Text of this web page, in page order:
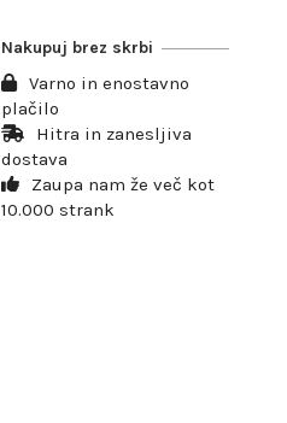
Nakupuj brez skrbi
Varno in enostavno
plačilo
Hitra in zanesljiva
dostava
Zaupa nam že več kot
10.000 strank